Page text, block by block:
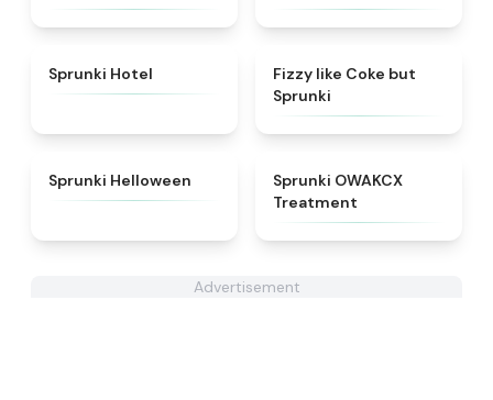
Sprunki Hotel ★
Fizzy like Coke but
Sprunki
Sprunki Helloween
Sprunki OWAKCX
Treatment
Advertisement